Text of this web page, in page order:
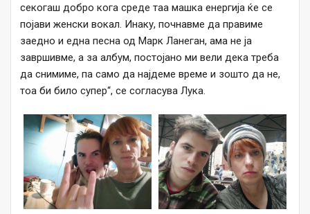
секогаш добро кога среде таа машка енергија ќе се
појави женски вокал. Инаку, почнавме да правиме
заедно и една песна од Марк Ланеган, ама не ја
завршивме, а за албум, постојано ми вели дека треба
да снимиме, па само да најдеме време и зошто да не,
тоа би било супер“, се согласува Лука.